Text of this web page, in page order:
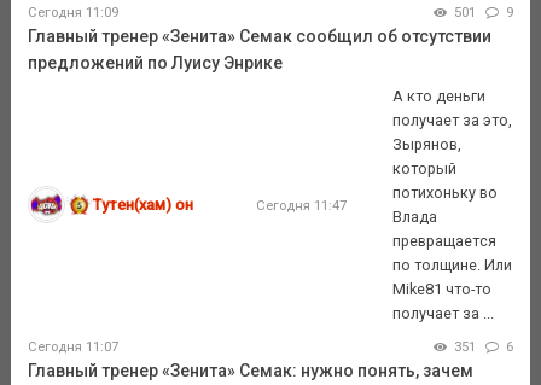
Сегодня 11:09 501 9
Главный тренер «Зенита» Семак сообщил об отсутствии
предложений по Луису Энрике
Тутен(хам) он Сегодня 11:47
А кто деньги
получает за это,
Зырянов,
который
потихоньку во
Влада
превращается
по толщине. Или
Mike81 что-то
получает за ...
Сегодня 11:07 351 6
Главный тренер «Зенита» Семак: нужно понять, зачем